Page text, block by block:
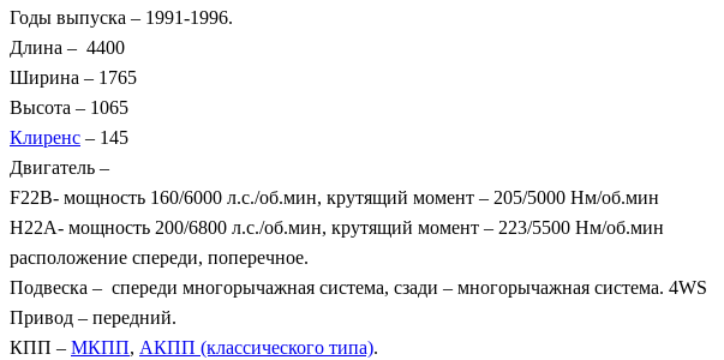
Годы выпуска – 1991-1996.
Длина – 4400
Ширина – 1765
Высота – 1065
Клиренс – 145
Двигатель –
F22B- мощность 160/6000 л.с./об.мин, крутящий момент – 205/5000 Нм/об.мин
H22A- мощность 200/6800 л.с./об.мин, крутящий момент – 223/5500 Нм/об.мин
расположение спереди, поперечное.
Подвеска – спереди многорычажная система, сзади – многорычажная система. 4WS
Привод – передний.
КПП – МКПП, АКПП (классического типа).